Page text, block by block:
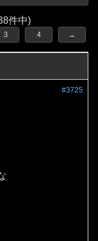
件中)
3 4 →
#3725